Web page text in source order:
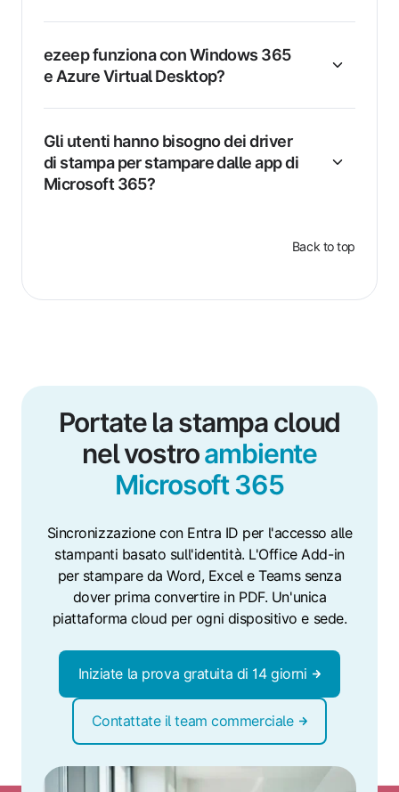
ezeep funziona con Windows 365
e Azure Virtual Desktop?
Gli utenti hanno bisogno dei driver
di stampa per stampare dalle app di
Microsoft 365?
Back to top
Portate la stampa cloud
nel vostroambiente
Microsoft 365
Sincronizzazione con Entra ID per l'accesso alle
stampanti basato sull'identità. L'Office Add-in
per stampare da Word, Excel e Teams senza
dover prima convertire in PDF. Un'unica
piattaforma cloud per ogni dispositivo e sede.
Iniziate la prova gratuita di 14 giorni
Contattate il team commerciale